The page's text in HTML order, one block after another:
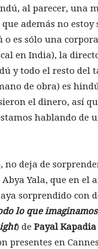
al parecer, una
además no estoy
es sólo una
en India), la
y todo el resto del
de obra) es
el dinero, así
hablando de
no deja de
Yala, que en el
sorprendido con
lo que
) de Payal Kapadia
presentes en